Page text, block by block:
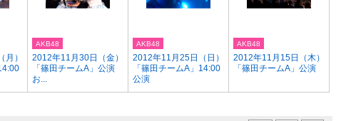
）
2012年11月30日（金）
「篠田チームA」公演
お...
AKB48
2012年11月25日（日）
「篠田チームA」14:00
公演
AKB48
2012年11月15日（木）
「篠田チームA」公演
AKB48